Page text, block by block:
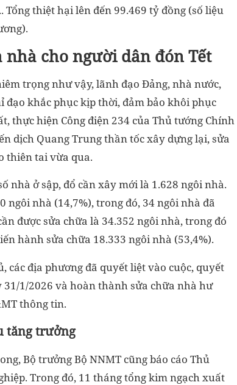
thiệt hại lên đến 99.469 tỷ đồng (số liệu
cho người dân đón Tết
trọng như vậy, lãnh đạo Đảng, nhà nước,
khắc phục kịp thời, đảm bảo khôi phục
thực hiện Công điện 234 của Thủ tướng Chính
dịch Quang Trung thần tốc xây dựng lại, sửa
thiên tai vừa qua.
nhà ở sập, đổ cần xây mới là 1.628 ngôi nhà.
ngôi nhà (14,7%), trong đó, 34 ngôi nhà đã
được sửa chữa là 34.352 ngôi nhà, trong đó
hành sửa chữa 18.333 ngôi nhà (53,4%).
địa phương đã quyết liệt vào cuộc, quyết
1/2026 và hoàn thành sửa chữa nhà hư
thông tin.
tăng trưởng
Bộ trưởng Bộ NNMT cũng báo cáo Thủ
Trong đó, 11 tháng tổng kim ngạch xuất